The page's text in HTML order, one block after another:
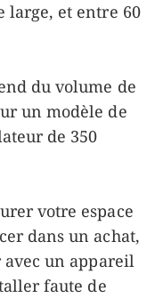
large, et entre 60
du volume de
un modèle de
de 350
votre espace
dans un achat,
avec un appareil
faute de